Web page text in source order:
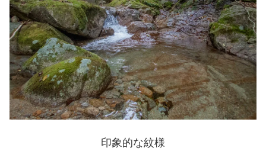
印象的な紋様